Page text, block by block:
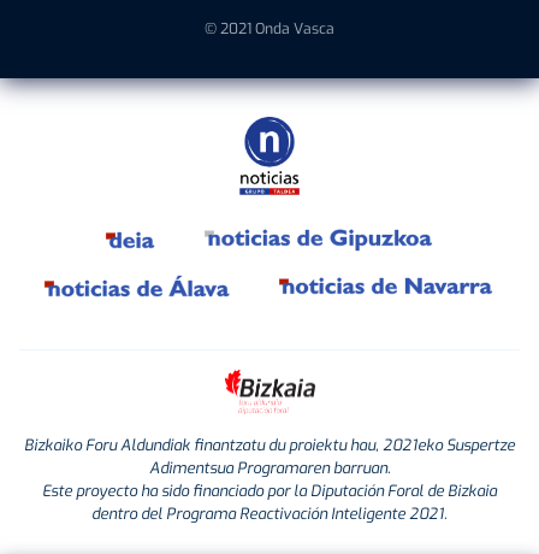
© 2021 Onda Vasca
Bizkaiko Foru Aldundiak finantzatu du proiektu hau, 2021eko Suspertze
Adimentsua Programaren barruan.
Este proyecto ha sido financiado por la Diputación Foral de Bizkaia
dentro del Programa Reactivación Inteligente 2021.